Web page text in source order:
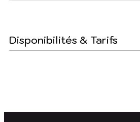
Disponibilités & Tarifs